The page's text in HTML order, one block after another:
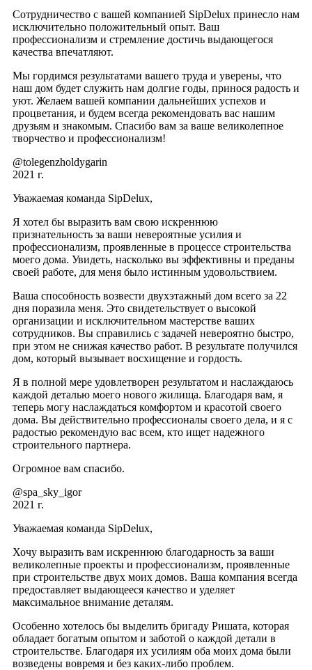
Сотрудничество с вашей компанией SipDelux принесло нам
исключительно положительный опыт. Ваш
профессионализм и стремление достичь выдающегося
качества впечатляют.
Мы гордимся результатами вашего труда и уверены, что
наш дом будет служить нам долгие годы, принося радость и
уют. Желаем вашей компании дальнейших успехов и
процветания, и будем всегда рекомендовать вас нашим
друзьям и знакомым. Спасибо вам за ваше великолепное
творчество и профессионализм!
@tolegenzholdygarin
2021 г.
Уважаемая команда SipDelux,
Я хотел бы выразить вам свою искреннюю
признательность за ваши невероятные усилия и
профессионализм, проявленные в процессе строительства
моего дома. Увидеть, насколько вы эффективны и преданы
своей работе, для меня было истинным удовольствием.
Ваша способность возвести двухэтажный дом всего за 22
дня поразила меня. Это свидетельствует о высокой
организации и исключительном мастерстве ваших
сотрудников. Вы справились с задачей невероятно быстро,
при этом не снижая качество работ. В результате получился
дом, который вызывает восхищение и гордость.
Я в полной мере удовлетворен результатом и наслаждаюсь
каждой деталью моего нового жилища. Благодаря вам, я
теперь могу наслаждаться комфортом и красотой своего
дома. Вы действительно профессионалы своего дела, и я с
радостью рекомендую вас всем, кто ищет надежного
строительного партнера.
Огромное вам спасибо.
@spa_sky_igor
2021 г.
Уважаемая команда SipDelux,
Хочу выразить вам искреннюю благодарность за ваши
великолепные проекты и профессионализм, проявленные
при строительстве двух моих домов. Ваша компания всегда
предоставляет выдающееся качество и уделяет
максимальное внимание деталям.
Особенно хотелось бы выделить бригаду Ришата, которая
обладает богатым опытом и заботой о каждой детали в
строительстве. Благодаря их усилиям оба моих дома были
возведены вовремя и без каких-либо проблем.